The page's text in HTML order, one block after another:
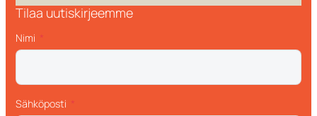
Tilaa uutiskirjeemme
Nimi
Sähköposti